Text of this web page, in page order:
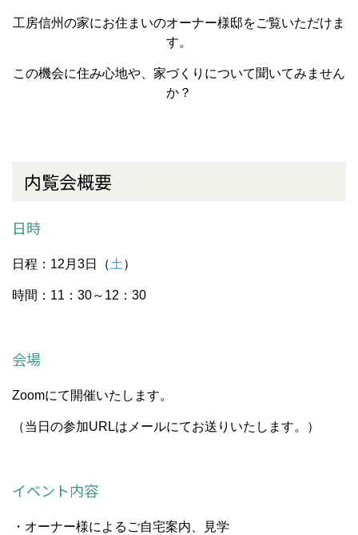
工房信州の家にお住まいのオーナー様邸をご覧いただけま
す。
この機会に住み心地や、家づくりについて聞いてみません
か？
内覧会概要
日時
日程：12月3日（土 ）
時間：11：30～12：30
会場
Zoomにて開催いたします。
（当日の参加URLはメールにてお送りいたします。）
イベント内容
・オーナー様によるご自宅案内、見学